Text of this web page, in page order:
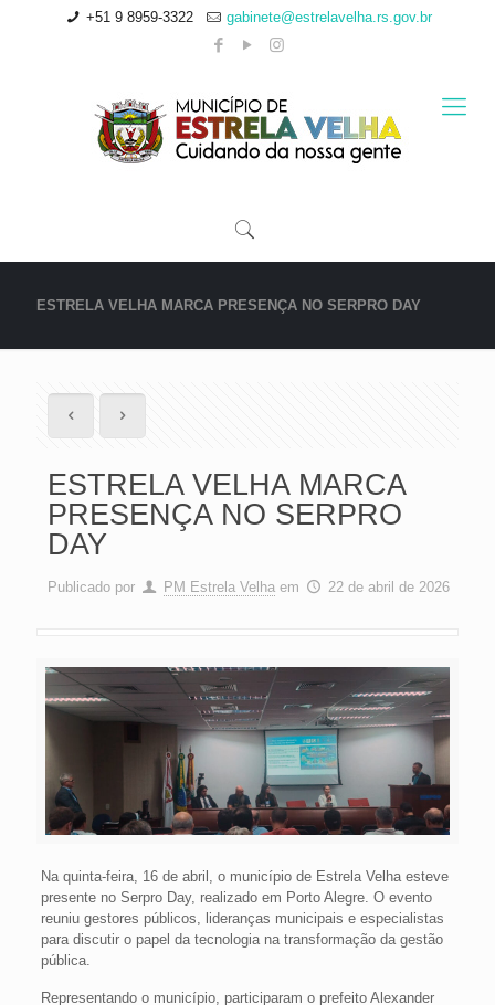
+51 9 8959-3322 gabinete@estrelavelha.rs.gov.br
ESTRELA VELHA MARCA PRESENÇA NO SERPRO DAY
ESTRELA VELHA MARCA
PRESENÇA NO SERPRO
DAY
Publicado por PM Estrela Velha em 22 de abril de 2026
Na quinta-feira, 16 de abril, o município de Estrela Velha esteve
presente no Serpro Day, realizado em Porto Alegre. O evento
reuniu gestores públicos, lideranças municipais e especialistas
para discutir o papel da tecnologia na transformação da gestão
pública.
Representando o município, participaram o prefeito Alexander